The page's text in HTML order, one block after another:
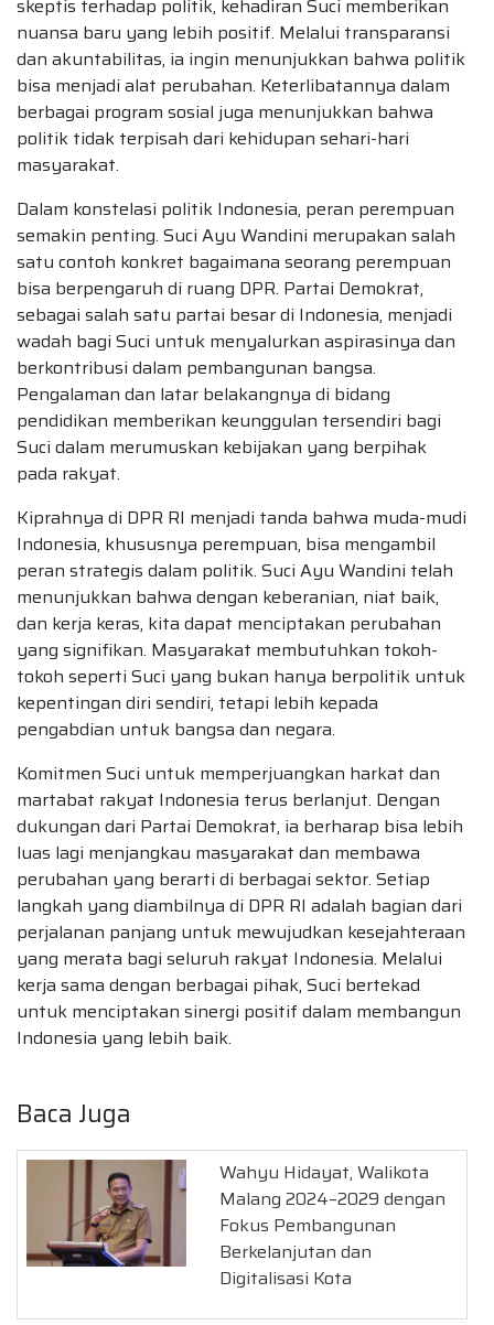
skeptis terhadap politik, kehadiran Suci memberikan
nuansa baru yang lebih positif. Melalui transparansi
dan akuntabilitas, ia ingin menunjukkan bahwa politik
bisa menjadi alat perubahan. Keterlibatannya dalam
berbagai program sosial juga menunjukkan bahwa
politik tidak terpisah dari kehidupan sehari-hari
masyarakat.
Dalam konstelasi politik Indonesia, peran perempuan
semakin penting. Suci Ayu Wandini merupakan salah
satu contoh konkret bagaimana seorang perempuan
bisa berpengaruh di ruang DPR. Partai Demokrat,
sebagai salah satu partai besar di Indonesia, menjadi
wadah bagi Suci untuk menyalurkan aspirasinya dan
berkontribusi dalam pembangunan bangsa.
Pengalaman dan latar belakangnya di bidang
pendidikan memberikan keunggulan tersendiri bagi
Suci dalam merumuskan kebijakan yang berpihak
pada rakyat.
Kiprahnya di DPR RI menjadi tanda bahwa muda-mudi
Indonesia, khususnya perempuan, bisa mengambil
peran strategis dalam politik. Suci Ayu Wandini telah
menunjukkan bahwa dengan keberanian, niat baik,
dan kerja keras, kita dapat menciptakan perubahan
yang signifikan. Masyarakat membutuhkan tokoh-
tokoh seperti Suci yang bukan hanya berpolitik untuk
kepentingan diri sendiri, tetapi lebih kepada
pengabdian untuk bangsa dan negara.
Komitmen Suci untuk memperjuangkan harkat dan
martabat rakyat Indonesia terus berlanjut. Dengan
dukungan dari Partai Demokrat, ia berharap bisa lebih
luas lagi menjangkau masyarakat dan membawa
perubahan yang berarti di berbagai sektor. Setiap
langkah yang diambilnya di DPR RI adalah bagian dari
perjalanan panjang untuk mewujudkan kesejahteraan
yang merata bagi seluruh rakyat Indonesia. Melalui
kerja sama dengan berbagai pihak, Suci bertekad
untuk menciptakan sinergi positif dalam membangun
Indonesia yang lebih baik.
Baca Juga
Wahyu Hidayat, Walikota
Malang 2024–2029 dengan
Fokus Pembangunan
Berkelanjutan dan
Digitalisasi Kota